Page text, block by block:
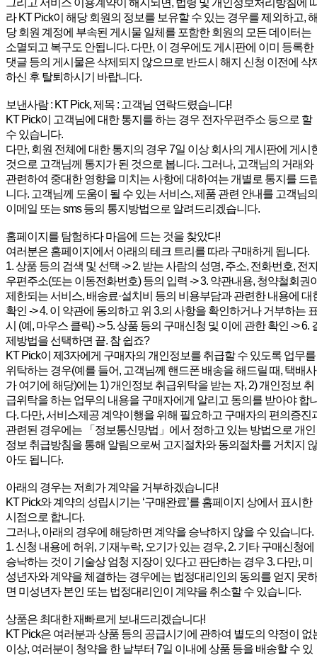
그리고 서비스 이용계약이 해지되면, 법령 및 개인정보처리방침에
라 KT Pick이 해당 회원의 정보를 보유할 수 있는 경우를 제외하고,
당 회원 계정에 부속된 게시물 일체를 포함한 회원의 모든 데이터는
소멸되고 복구도 안됩니다. 다만, 이 경우에도 게시판에 이미 등록한
댓글 등의 게시물은 삭제되지 않으므로 반드시 해지 신청 이전에 삭
하신 후 탈퇴하시기 바랍니다.
보낸사람 : KT Pick, 제목 : 고객님 연락드렸습니다!
KT Pick이 고객님에 대한 통지를 하는 경우 전자우편주소 등으로 할
수 있습니다.
다만, 회원 전체에 대한 통지의 경우 7일 이상 회사의 게시판에 게시
것으로 고객님께 통지가 된 것으로 봅니다. 그러나, 고객님의 거래와
관련하여 중대한 영향을 미치는 사항에 대하여는 개별로 통지를 드
니다. 고객님께 도움이 될 수 있는 서비스, 제품 관련 안내를 고객님의
이메일 또는 sms 등의 통지방법으로 알려드리겠습니다.
홈페이지를 탐험하다 마음에 드는 것을 찾았다!
여러분은 홈페이지에서 아래의 테크 트리를 따라 구매하게 됩니다.
1. 상품 등의 검색 및 선택 -> 2. 받는 사람의 성명, 주소, 전화번호, 전
우편주소(또는 이동전화번호) 등의 입력 -> 3. 약관내용, 청약철회권
제한되는 서비스, 배송료·설치비 등의 비용부담과 관련한 내용에 대
확인 -> 4. 이 약관에 동의하고 위 3.의 사항을 확인하거나 거부하는
시 (예, 마우스 클릭) -> 5. 상품 등의 구매신청 및 이에 관한 확인 -> 6.
제방법을 선택하면 끝. 참 쉽죠?
KT Pick이 제3자에게 구매자의 개인정보를 취급할 수 있도록 업무를
위탁하는 경우(예를 들어, 고객님께 핸드폰 배송을 해드릴 때, 택배사
가 여기에 해당)에는 1) 개인정보 취급위탁을 받는 자, 2) 개인정보 취
급위탁을 하는 업무의 내용을 구매자에게 알리고 동의를 받아야 합
다. 다만, 서비스제공 계약이행을 위해 필요하고 구매자의 편의증진
관련된 경우에는 「정보통신망법」에서 정하고 있는 방법으로 개인
정보 취급방침을 통해 알림으로써 고지절차와 동의절차를 거치지 않
아도 됩니다.
아래의 경우는 저희가 계약을 거부하겠습니다!
KT Pick와 계약의 성립시기는 ‘구매완료’를 홈페이지 상에서 표시한
시점으로 합니다.
그러나, 아래의 경우에 해당하면 계약을 승낙하지 않을 수 있습니다.
1. 신청 내용에 허위, 기재누락, 오기가 있는 경우, 2. 기타 구매신청에
승낙하는 것이 기술상 엄청 지장이 있다고 판단하는 경우 3. 다만, 미
성년자와 계약을 체결하는 경우에는 법정대리인의 동의를 얻지 못하
면 미성년자 본인 또는 법정대리인이 계약을 취소할 수 있습니다.
상품은 최대한 재빠르게 보내드리겠습니다!
KT Pick은 여러분과 상품 등의 공급시기에 관하여 별도의 약정이 없
이상, 여러분이 청약을 한 날부터 7일 이내에 상품 등을 배송할 수 있